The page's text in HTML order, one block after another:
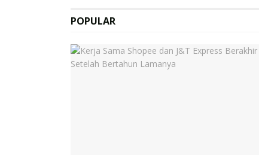
POPULAR